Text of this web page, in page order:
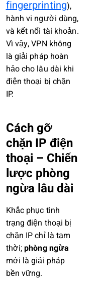
fingerprinting),
hành vi người dùng,
và kết nối tài khoản.
Vì vậy, VPN không
là giải pháp hoàn
hảo cho lâu dài khi
điện thoại bị chặn
IP.
Cách gỡ
chặn IP điện
thoại – Chiến
lược phòng
ngừa lâu dài
Khắc phục tình
trạng điện thoại bị
chặn IP chỉ là tạm
thời;phòng ngừa
mới là giải pháp
bền vững.